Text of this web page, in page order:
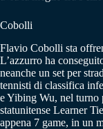
Cobolli
Flavio Cobolli sta
L’azzurro ha
neanche un set per
tennisti di classifica
e Yibing Wu, nel turno
statunitense Learner
appena 7 game, in un